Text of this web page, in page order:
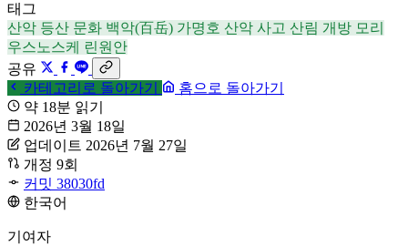
태그
산악 등산 문화 백악(百岳) 가명호 산악 사고 산림 개방 모리
우스노스케
린원안
공유
카테고리로 돌아가기
홈으로 돌아가기
약 18분 읽기
2026년 3월 18일
업데이트 2026년 7월 27일
개정 9회
커밋 38030fd
한국어
기여자